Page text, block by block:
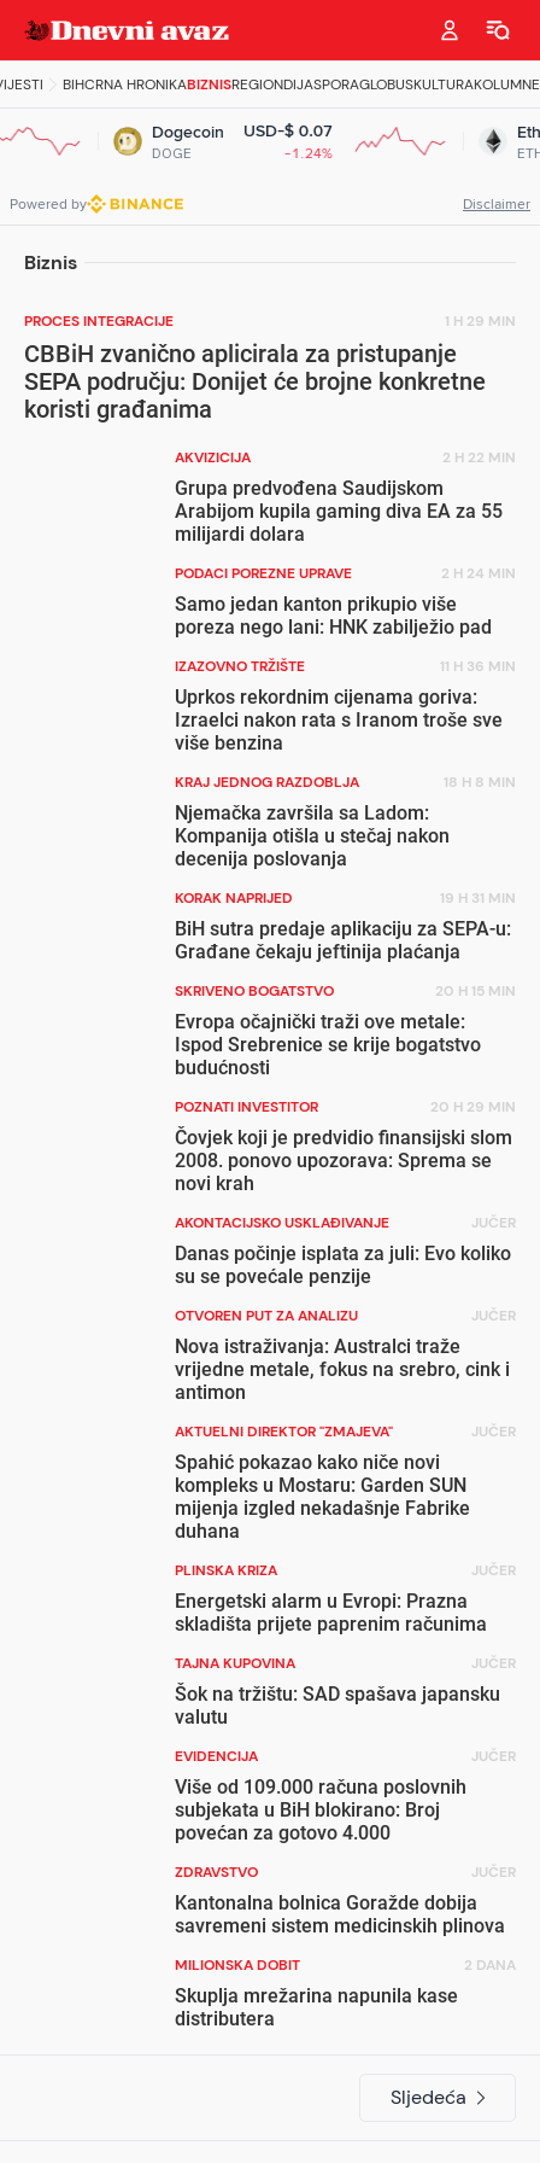
BIHCRNA HRONIKABIZNISREGIONDIJASPORAGLOBUSKULTURAKOLUMNE
Dogecoin
DOGE
USD-$ 0.07
-1.24% ETH
Powered by Disclaimer
Biznis
PROCES INTEGRACIJE 1 H 29 MIN
CBBiH zvanično aplicirala za pristupanje
SEPA području: Donijet će brojne konkretne
koristi građanima
AKVIZICIJA 2 H 22 MIN
Grupa predvođena Saudijskom
Arabijom kupila gaming diva EA za 55
milijardi dolara
PODACI POREZNE UPRAVE 2 H 24 MIN
Samo jedan kanton prikupio više
poreza nego lani: HNK zabilježio pad
IZAZOVNO TRŽIŠTE 11 H 36 MIN
Uprkos rekordnim cijenama goriva:
Izraelci nakon rata s Iranom troše sve
više benzina
KRAJ JEDNOG RAZDOBLJA 18 H 8 MIN
Njemačka završila sa Ladom:
Kompanija otišla u stečaj nakon
decenija poslovanja
KORAK NAPRIJED 19 H 31 MIN
BiH sutra predaje aplikaciju za SEPA-u:
Građane čekaju jeftinija plaćanja
SKRIVENO BOGATSTVO 20 H 15 MIN
Evropa očajnički traži ove metale:
Ispod Srebrenice se krije bogatstvo
budućnosti
POZNATI INVESTITOR 20 H 29 MIN
Čovjek koji je predvidio finansijski slom
2008. ponovo upozorava: Sprema se
novi krah
AKONTACIJSKO USKLAĐIVANJE JUČER
Danas počinje isplata za juli: Evo koliko
su se povećale penzije
OTVOREN PUT ZA ANALIZU JUČER
Nova istraživanja: Australci traže
vrijedne metale, fokus na srebro, cink i
antimon
AKTUELNI DIREKTOR "ZMAJEVA" JUČER
Spahić pokazao kako niče novi
kompleks u Mostaru: Garden SUN
mijenja izgled nekadašnje Fabrike
duhana
PLINSKA KRIZA JUČER
Energetski alarm u Evropi: Prazna
skladišta prijete paprenim računima
TAJNA KUPOVINA JUČER
Šok na tržištu: SAD spašava japansku
valutu
EVIDENCIJA JUČER
Više od 109.000 računa poslovnih
subjekata u BiH blokirano: Broj
povećan za gotovo 4.000
ZDRAVSTVO JUČER
Kantonalna bolnica Goražde dobija
savremeni sistem medicinskih plinova
MILIONSKA DOBIT 2 DANA
Skuplja mrežarina napunila kase
distributera
Sljedeća